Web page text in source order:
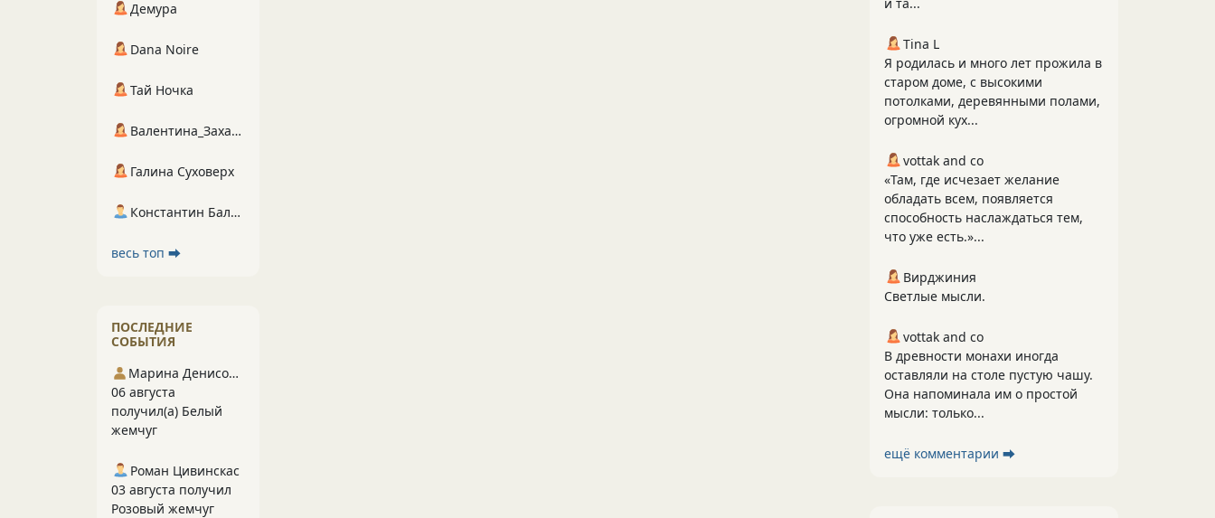
Tina L
Я родилась и много лет прожила в
старом доме, с высокими
потолками, деревянными полами,
огромной кух...
vottak and co
«Там, где исчезает желание
обладать всем, появляется
способность наслаждаться тем,
что уже есть.»...
Вирджиния
Светлые мысли.
vottak and co
В древности монахи иногда
оставляли на столе пустую чашу.
Она напоминала им о простой
мысли: только...
ещё комментарии ⮕
Демура
Dana Noire
Тай Ночка
Валентина_Захарова
Галина Суховерх
Константин Балухта
весь топ ⮕
ПОСЛЕДНИЕ
СОБЫТИЯ
Марина Денисова 5
06 августа
получил(а) Белый
жемчуг
Роман Цивинскас
03 августа получил
Розовый жемчуг